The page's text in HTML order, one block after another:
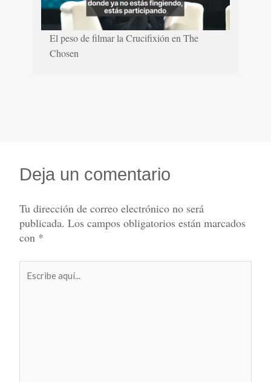
El peso de filmar la Crucifixión en The
Chosen
Deja un comentario
Tu dirección de correo electrónico no será
publicada. Los campos obligatorios están marcados
con *
aquí...